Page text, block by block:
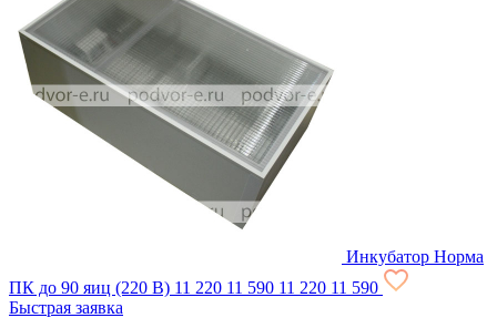
Инкубатор Норма
ПК до 90 яиц (220 В) 11 220 11 590 11 220 11 590
Быстрая заявка